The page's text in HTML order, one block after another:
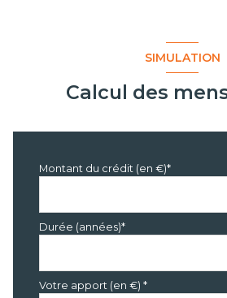
SIMULATION
Calcul des
Montant du crédit (en €)*
Durée (années)*
Votre apport (en €) *